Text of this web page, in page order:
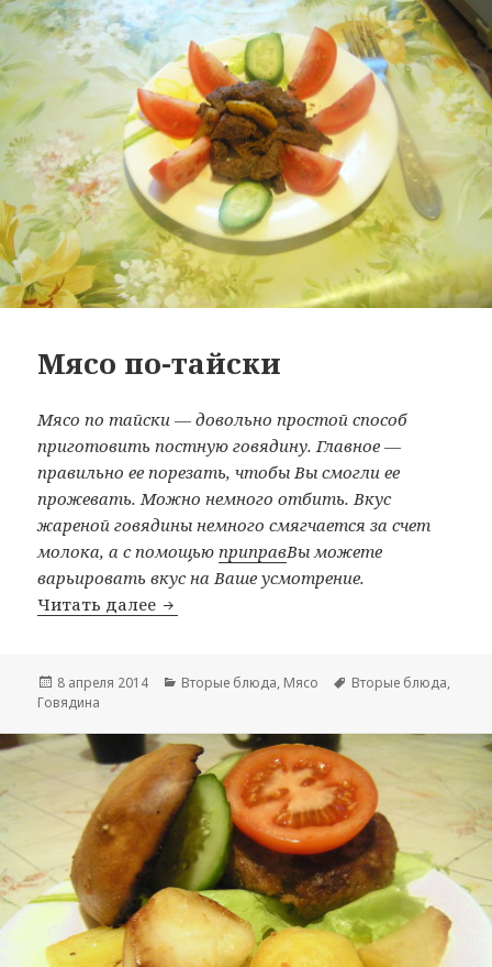
Мясо по-тайски
Мясо по тайски — довольно простой способ
приготовить постную говядину. Главное —
правильно ее порезать, чтобы Вы смогли ее
прожевать. Можно немного отбить. Вкус
жареной говядины немного смягчается за счет
молока, а с помощью приправВы можете
варьировать вкус на Ваше усмотрение.
Читать далее Мясо по-тайски
Опубликовано
8 апреля 2014 Рубрики
Вторые блюда, Мясо Метки
Вторые блюда,
Говядина